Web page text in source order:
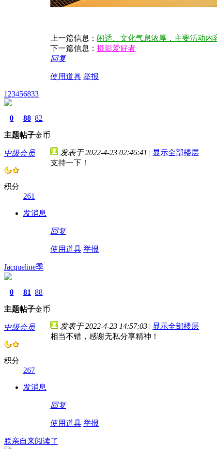
上一篇信息： 闲适、文化气息浓厚，主要活动
下一篇信息： 摄影爱好者
回复
使用道具 举报
123456833
0
主题
88
帖子
82
金币
中级会员
积分
261
发消息
发表于 2022-4-23 02:46:41 | 显示全部楼层
支持一下！
回复
使用道具 举报
Jacqueline季
0
主题
81
帖子
88
金币
中级会员
积分
267
发消息
发表于 2022-4-23 14:57:03 | 显示全部楼层
相当不错，感谢无私分享精神！
回复
使用道具 举报
朕亲自来阅读了